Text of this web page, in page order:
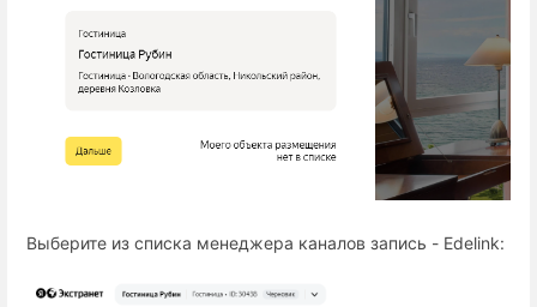
Выберите из списка менеджера каналов запись - Edelink: